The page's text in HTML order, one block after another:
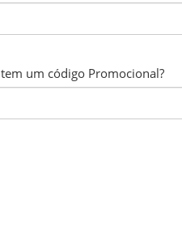
um código Promocional?